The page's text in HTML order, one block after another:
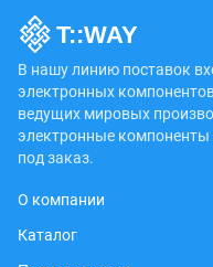
В нашу линию поставок
электронных
ведущих мировых
электронные компоненты
под заказ.
О компании
Каталог